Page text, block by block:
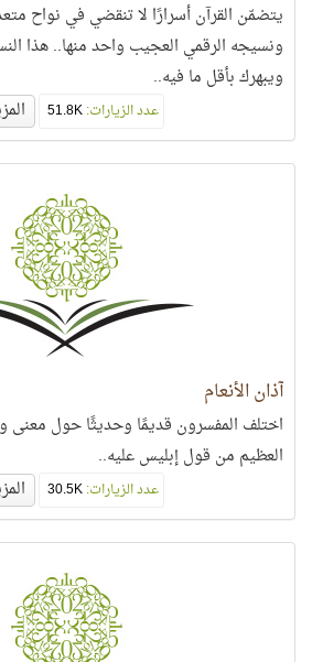
يتضمّن القرآن أسرارًا لا تنقضي في نواح
ونسيجه الرقمي العجيب واحد منها.. هذا
ويبهرك بأقل ما فيه..
عدد الزيارات:51.8K
آذان الأنعام
اختلف المفسرون قديمًا وحديثًا حول معنى
العظيم من قول إبليس عليه..
عدد الزيارات:30.5K